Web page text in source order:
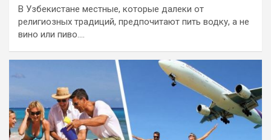
В Узбекистане местные, которые далеки от
религиозных традиций, предпочитают пить водку, а не
вино или пиво.…